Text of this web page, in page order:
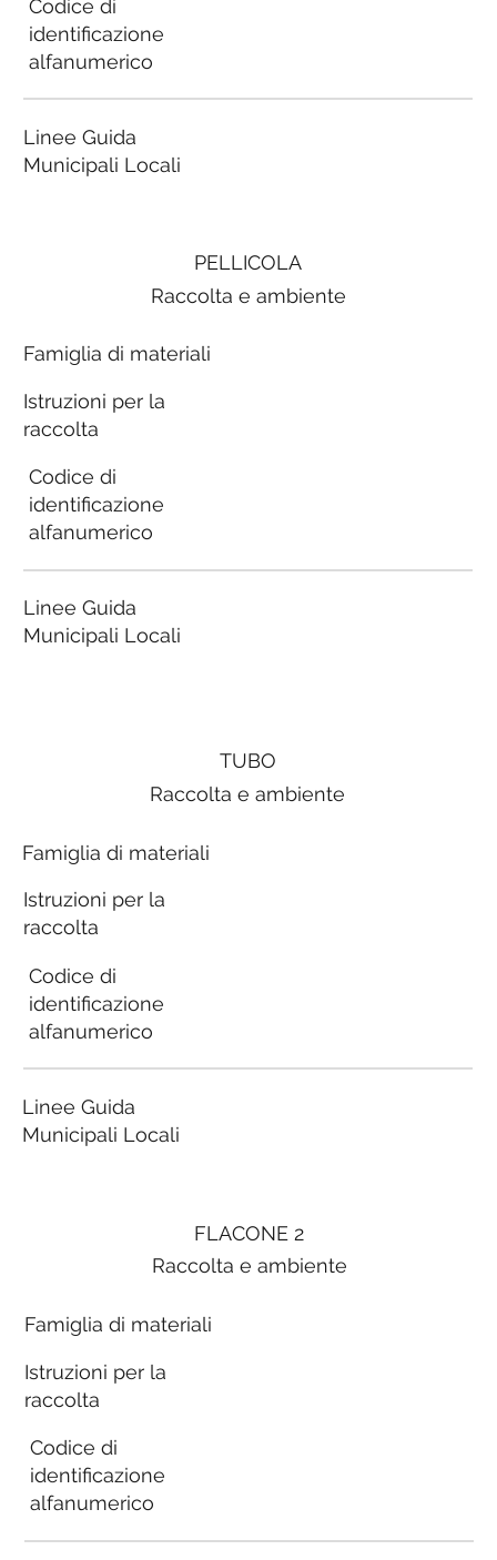
PELLICOLA
Raccolta e ambiente
Famiglia di materiali
Istruzioni per la
raccolta
Codice di
identificazione
alfanumerico
Linee Guida
Municipali Locali
FLACONE 2
Raccolta e ambiente
Famiglia di materiali
Istruzioni per la
raccolta
Codice di
identificazione
alfanumerico
Codice di
identificazione
alfanumerico
Linee Guida
Municipali Locali
TUBO
Raccolta e ambiente
Famiglia di materiali
Istruzioni per la
raccolta
Codice di
identificazione
alfanumerico
Linee Guida
Municipali Locali